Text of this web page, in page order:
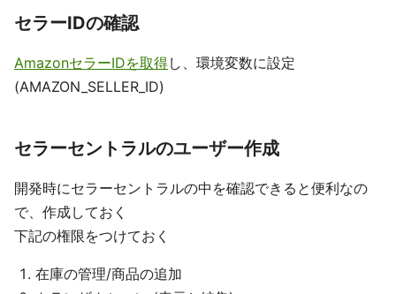
セラーIDの確認
AmazonセラーIDを取得し、環境変数に設定
(AMAZON_SELLER_ID)
セラーセントラルのユーザー作成
開発時にセラーセントラルの中を確認できると便利なの
で、作成しておく
下記の権限をつけておく
在庫の管理/商品の追加